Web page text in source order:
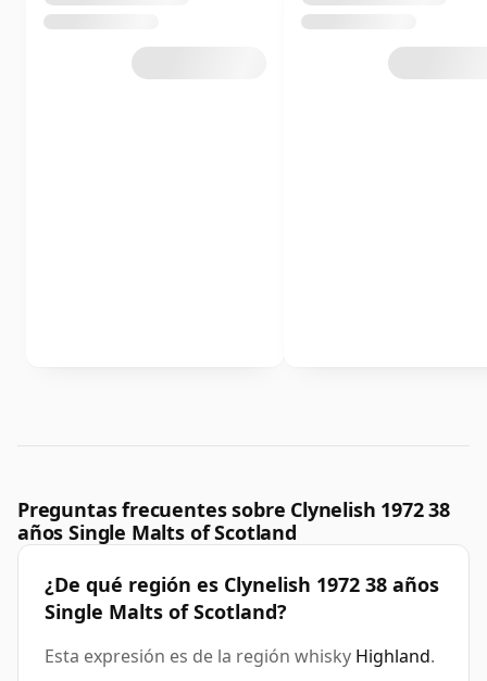
Preguntas frecuentes sobre Clynelish 1972 38
años Single Malts of Scotland
¿De qué región es Clynelish 1972 38 años
Single Malts of Scotland?
Esta expresión es de la región whisky Highland.